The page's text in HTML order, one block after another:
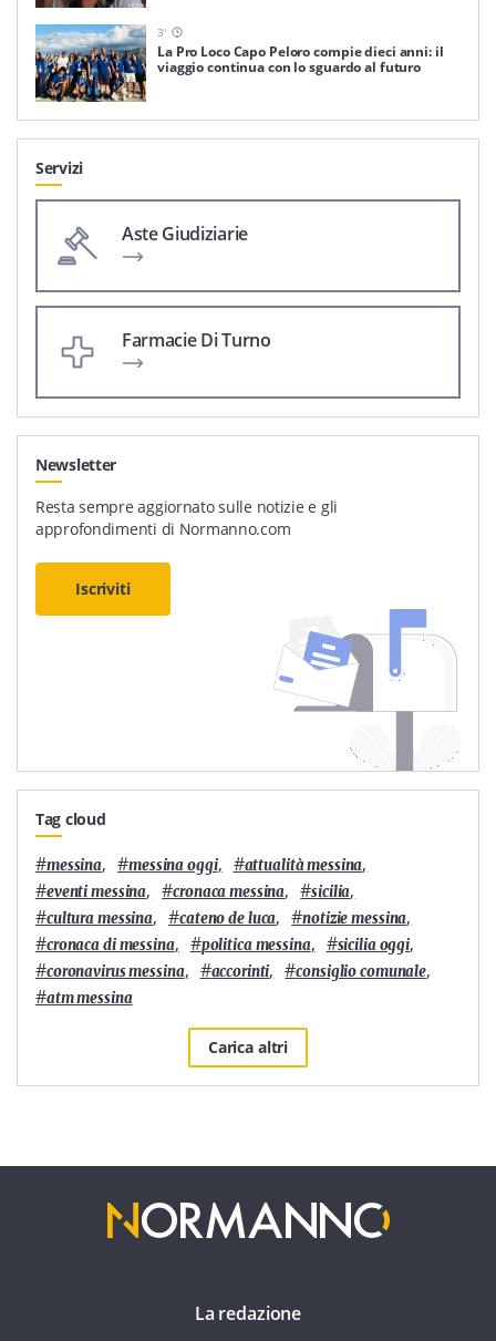
3'
La Pro Loco Capo Peloro compie dieci anni: il
viaggio continua con lo sguardo al futuro
Servizi
Aste Giudiziarie
Farmacie Di Turno
Newsletter
Resta sempre aggiornato sulle notizie e gli
approfondimenti di Normanno.com
Iscriviti
Tag cloud
#messina, #messina oggi, #attualità messina,
#eventi messina, #cronaca messina, #sicilia,
#cultura messina, #cateno de luca, #notizie messina,
#cronaca di messina, #politica messina, #sicilia oggi,
#coronavirus messina, #accorinti, #consiglio comunale,
#atm messina
Carica altri
La redazione